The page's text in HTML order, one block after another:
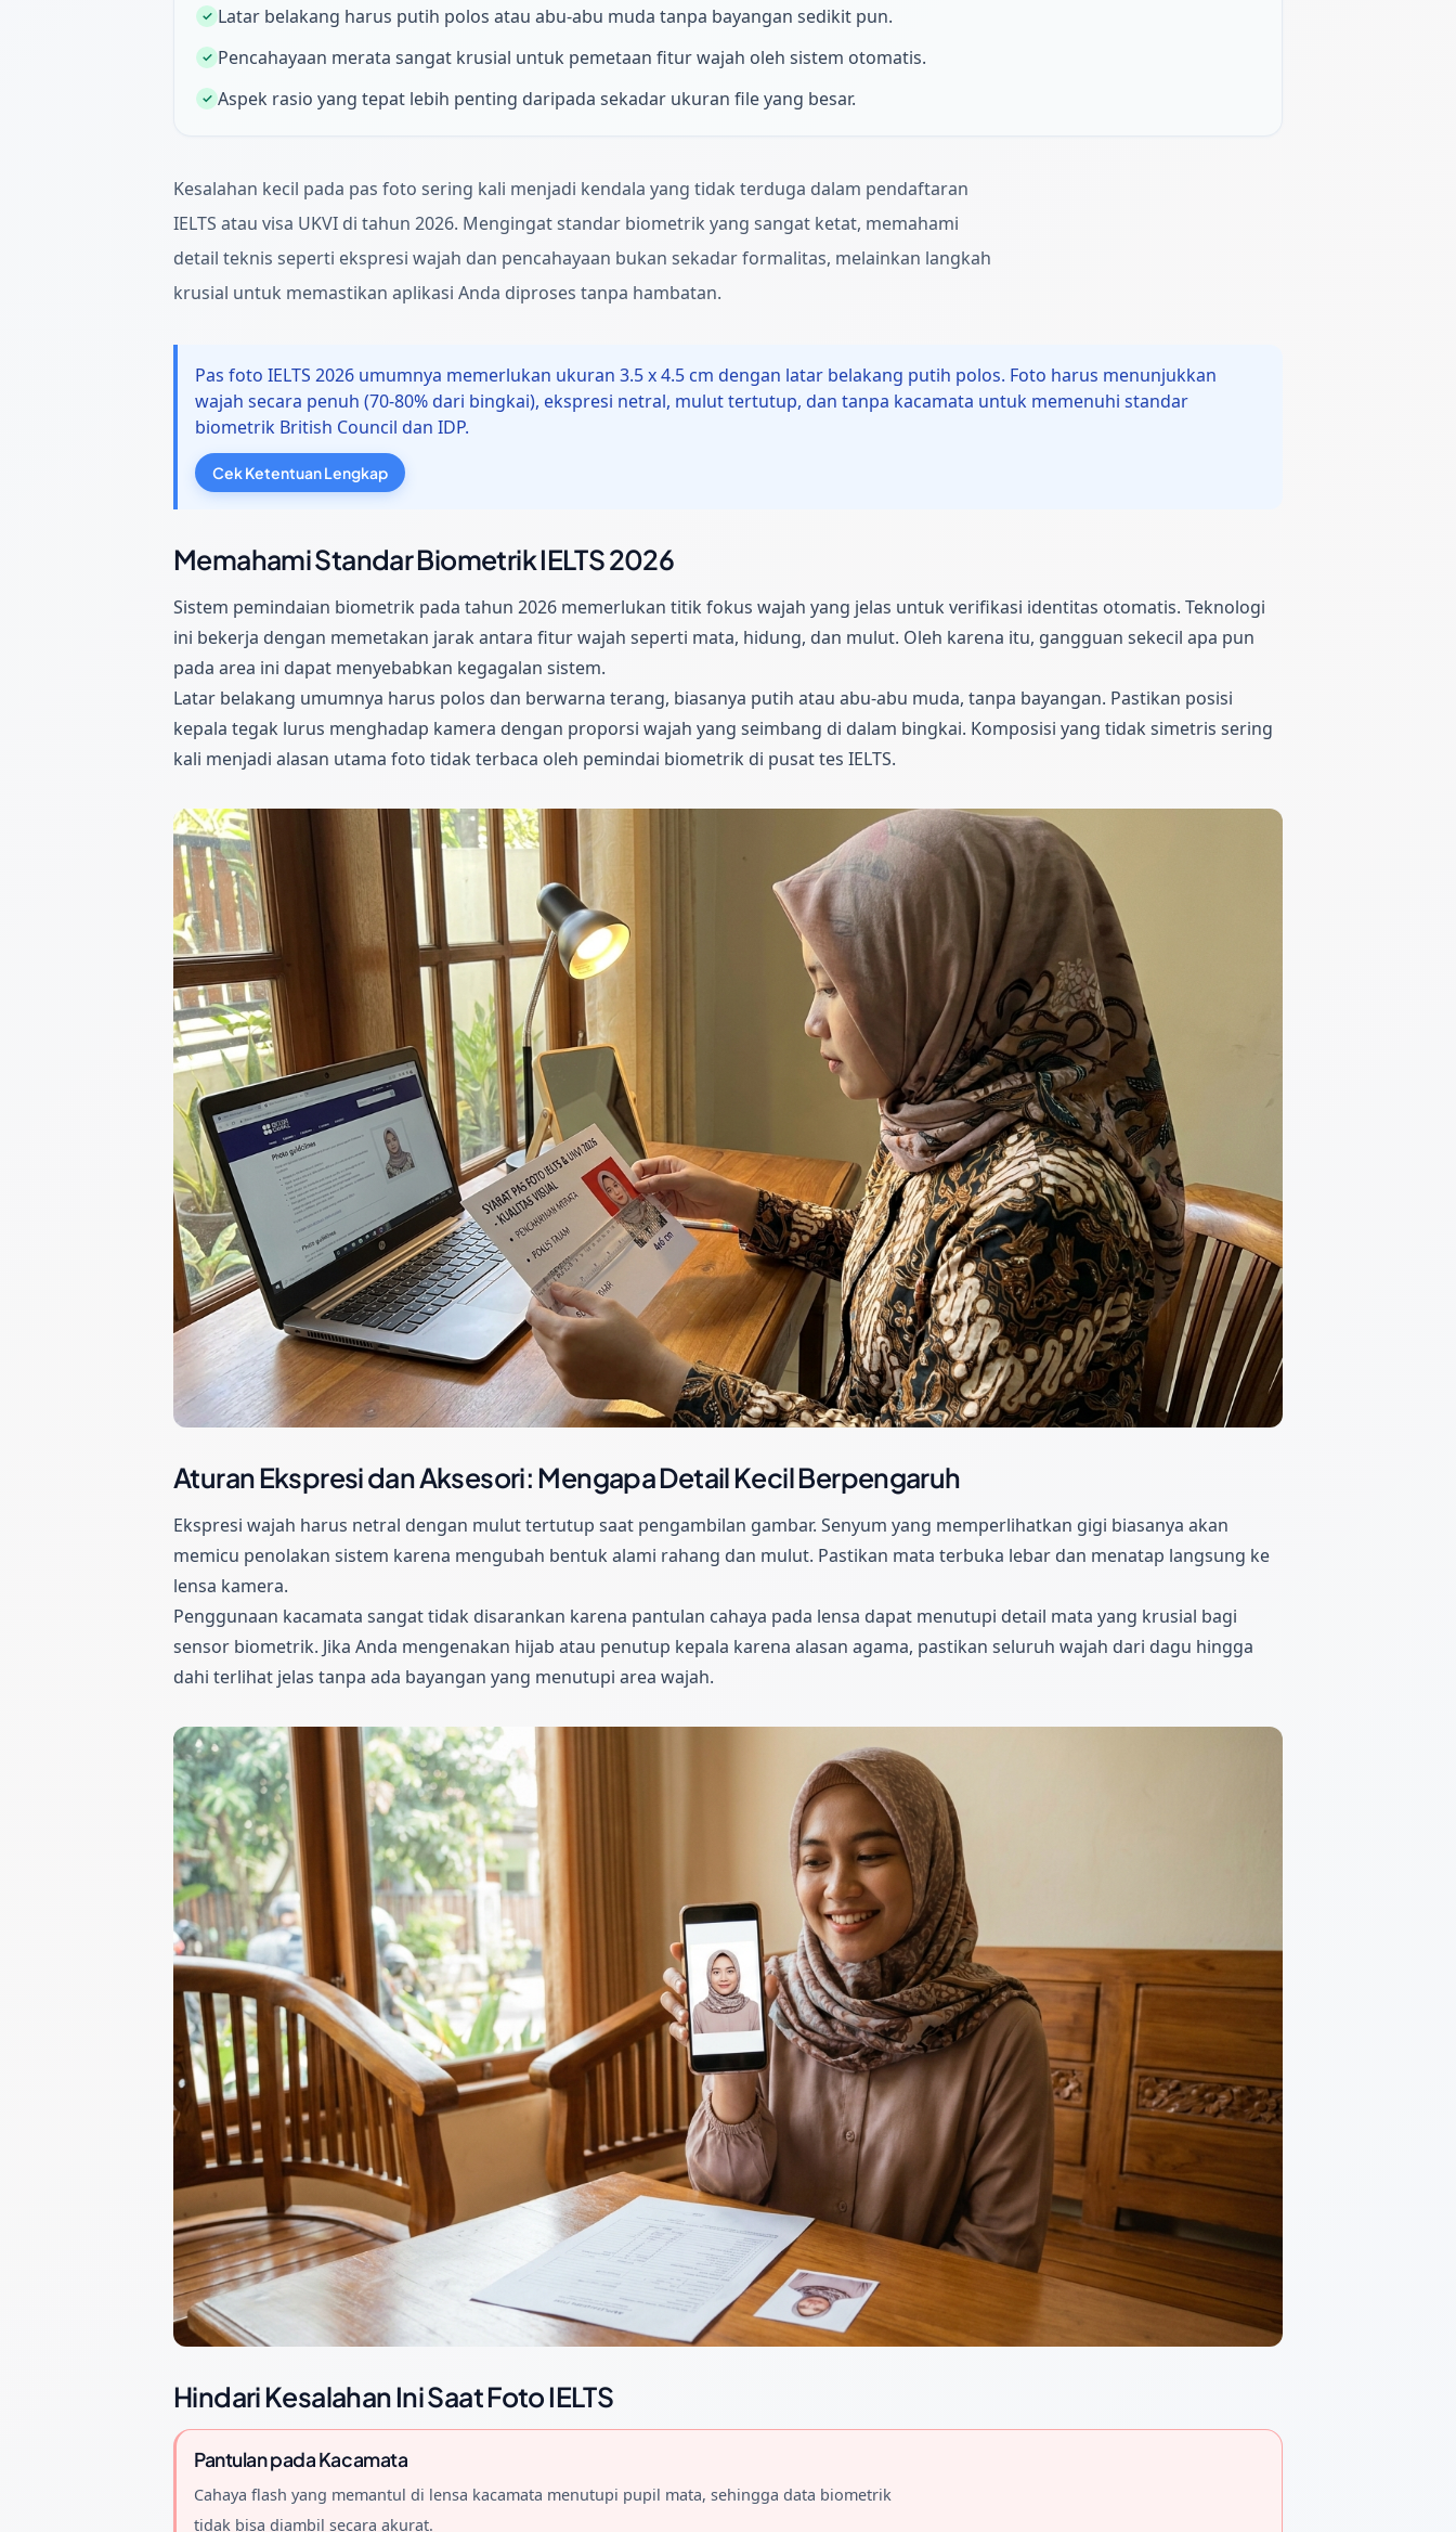
✓ Latar belakang harus putih polos atau abu-abu muda tanpa bayangan sedikit pun.
✓ Pencahayaan merata sangat krusial untuk pemetaan fitur wajah oleh sistem otomatis.
✓ Aspek rasio yang tepat lebih penting daripada sekadar ukuran file yang besar.
Kesalahan kecil pada pas foto sering kali menjadi kendala yang tidak terduga dalam pendaftaran
IELTS atau visa UKVI di tahun 2026. Mengingat standar biometrik yang sangat ketat, memahami
detail teknis seperti ekspresi wajah dan pencahayaan bukan sekadar formalitas, melainkan langkah
krusial untuk memastikan aplikasi Anda diproses tanpa hambatan.
Pas foto IELTS 2026 umumnya memerlukan ukuran 3.5 x 4.5 cm dengan latar belakang putih polos. Foto harus menunjukkan
wajah secara penuh (70-80% dari bingkai), ekspresi netral, mulut tertutup, dan tanpa kacamata untuk memenuhi standar
biometrik British Council dan IDP.
Cek Ketentuan Lengkap
Memahami Standar Biometrik IELTS 2026
Sistem pemindaian biometrik pada tahun 2026 memerlukan titik fokus wajah yang jelas untuk verifikasi identitas otomatis. Teknologi
ini bekerja dengan memetakan jarak antara fitur wajah seperti mata, hidung, dan mulut. Oleh karena itu, gangguan sekecil apa pun
pada area ini dapat menyebabkan kegagalan sistem.
Latar belakang umumnya harus polos dan berwarna terang, biasanya putih atau abu-abu muda, tanpa bayangan. Pastikan posisi
kepala tegak lurus menghadap kamera dengan proporsi wajah yang seimbang di dalam bingkai. Komposisi yang tidak simetris sering
kali menjadi alasan utama foto tidak terbaca oleh pemindai biometrik di pusat tes IELTS.
Aturan Ekspresi dan Aksesori: Mengapa Detail Kecil Berpengaruh
Ekspresi wajah harus netral dengan mulut tertutup saat pengambilan gambar. Senyum yang memperlihatkan gigi biasanya akan
memicu penolakan sistem karena mengubah bentuk alami rahang dan mulut. Pastikan mata terbuka lebar dan menatap langsung ke
lensa kamera.
Penggunaan kacamata sangat tidak disarankan karena pantulan cahaya pada lensa dapat menutupi detail mata yang krusial bagi
sensor biometrik. Jika Anda mengenakan hijab atau penutup kepala karena alasan agama, pastikan seluruh wajah dari dagu hingga
dahi terlihat jelas tanpa ada bayangan yang menutupi area wajah.
Hindari Kesalahan Ini Saat Foto IELTS
Pantulan pada Kacamata
Cahaya flash yang memantul di lensa kacamata menutupi pupil mata, sehingga data biometrik
tidak bisa diambil secara akurat.